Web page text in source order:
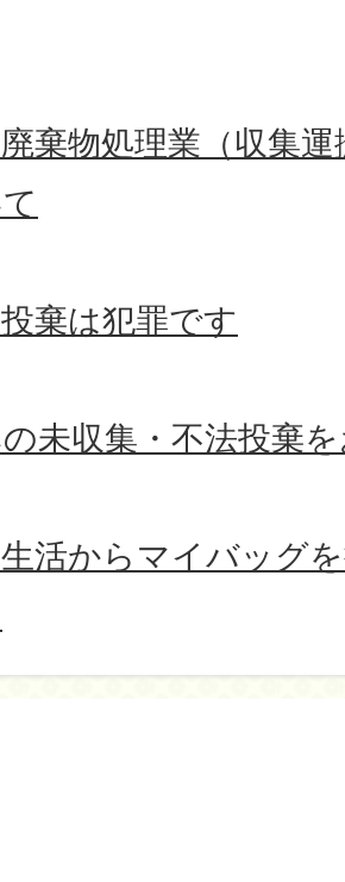
棄物処理業（収集
棄は犯罪です
未収集・不法投棄
生活からマイバッグ